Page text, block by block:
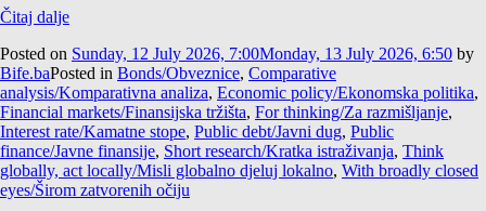
Čitaj dalje
Posted on Sunday, 12 July 2026, 7:00Monday, 13 July 2026, 6:50 by
Bife.baPosted in Bonds/Obveznice, Comparative
analysis/Komparativna analiza, Economic policy/Ekonomska politika,
Financial markets/Finansijska tržišta, For thinking/Za razmišljanje,
Interest rate/Kamatne stope, Public debt/Javni dug, Public
finance/Javne finansije, Short research/Kratka istraživanja, Think
globally, act locally/Misli globalno djeluj lokalno, With broadly closed
eyes/Širom zatvorenih očiju